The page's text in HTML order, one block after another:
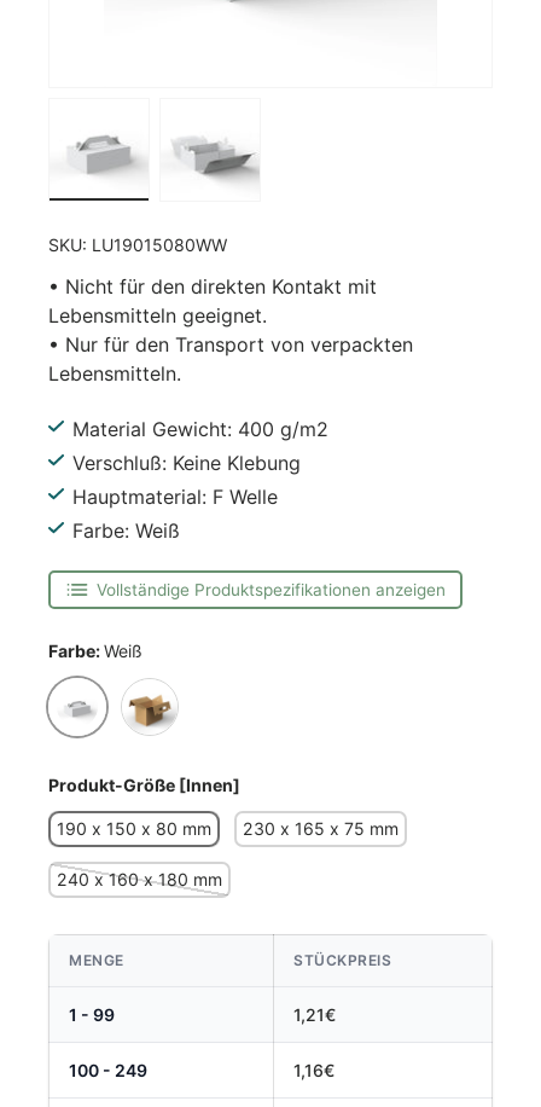
SKU: LU19015080WW
• Nicht für den direkten Kontakt mit
Lebensmitteln geeignet.
• Nur für den Transport von verpackten
Lebensmitteln.
Material Gewicht: 400 g/m2
Verschluß: Keine Klebung
Hauptmaterial: F Welle
Farbe: Weiß
Vollständige Produktspezifikationen anzeigen
Farbe:Weiß
Weiß
Manila
Produkt-Größe [Innen]
190 x 150 x 80 mm 230 x 165 x 75 mm
240 x 160 x 180 mm
MENGE STÜCKPREIS
1 - 99 1,21€
100 - 249 1,16€